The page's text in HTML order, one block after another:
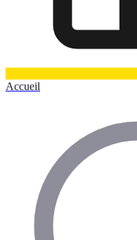
Accueil